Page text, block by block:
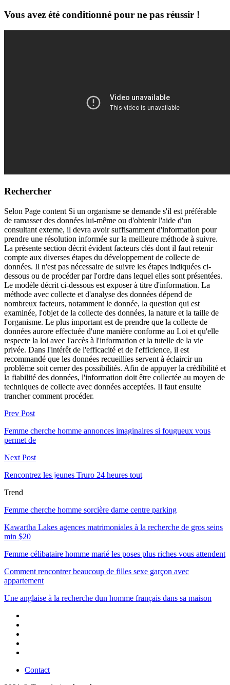
Vous avez été conditionné pour ne pas réussir !
Rechercher
Selon Page content Si un organisme se demande s'il est préférable
de ramasser des données lui-même ou d'obtenir l'aide d'un
consultant externe, il devra avoir suffisamment d'information pour
prendre une résolution informée sur la meilleure méthode à suivre.
La présente section décrit évident facteurs clés dont il faut retenir
compte aux diverses étapes du développement de collecte de
données. Il n'est pas nécessaire de suivre les étapes indiquées ci-
dessous ou de procéder par l'ordre dans lequel elles sont présentées.
Le modèle décrit ci-dessous est exposer à titre d'information. La
méthode avec collecte et d'analyse des données dépend de
nombreux facteurs, notamment le donnée, la question qui est
examinée, l'objet de la collecte des données, la nature et la taille de
l'organisme. Le plus important est de prendre que la collecte de
données aurore effectuée d'une manière conforme au Loi et qu'elle
respecte la loi avec l'accès à l'information et la tutelle de la vie
privée. Dans l'intérêt de l'efficacité et de l'efficience, il est
recommandé que les données recueillies servent à éclaircir un
problème soit cerner des possibilités. Afin de appuyer la crédibilité et
la fiabilité des données, l'information doit être collectée au moyen de
techniques de collecte avec données acceptées. Il faut ensuite
trancher comment procéder.
Prev Post
Femme cherche homme annonces imaginaires si fougueux vous
permet de
Next Post
Rencontrez les jeunes Truro 24 heures tout
Trend
Femme cherche homme sorcière dame centre parking
Kawartha Lakes agences matrimoniales à la recherche de gros seins
min $20
Femme célibataire homme marié les poses plus riches vous attendent
Comment rencontrer beaucoup de filles sexe garçon avec
appartement
Une anglaise à la recherche dun homme français dans sa maison
Contact